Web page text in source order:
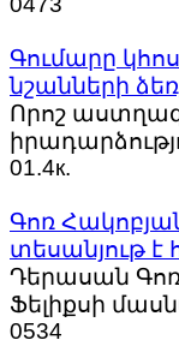
Գումարը
նշանների
Որոշ
01.4к.
Գոռ
տեսանյութ
Դերասան Գոռ
Ֆելիքսի
0534